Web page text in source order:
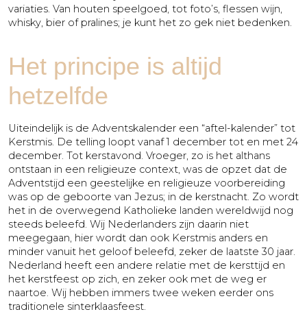
variaties. Van houten speelgoed, tot foto’s, flessen wijn,
whisky, bier of pralines; je kunt het zo gek niet bedenken.
Het principe is altijd
hetzelfde
Uiteindelijk is de Adventskalender een “aftel-kalender” tot
Kerstmis. De telling loopt vanaf 1 december tot en met 24
december. Tot kerstavond. Vroeger, zo is het althans
ontstaan in een religieuze context, was de opzet dat de
Adventstijd een geestelijke en religieuze voorbereiding
was op de geboorte van Jezus; in de kerstnacht. Zo wordt
het in de overwegend Katholieke landen wereldwijd nog
steeds beleefd. Wij Nederlanders zijn daarin niet
meegegaan, hier wordt dan ook Kerstmis anders en
minder vanuit het geloof beleefd, zeker de laatste 30 jaar.
Nederland heeft een andere relatie met de kersttijd en
het kerstfeest op zich, en zeker ook met de weg er
naartoe. Wij hebben immers twee weken eerder ons
traditionele sinterklaasfeest.